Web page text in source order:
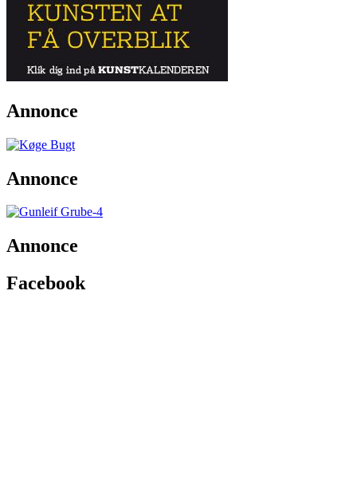
Annonce
Annonce
Annonce
Facebook